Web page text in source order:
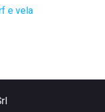
e vela